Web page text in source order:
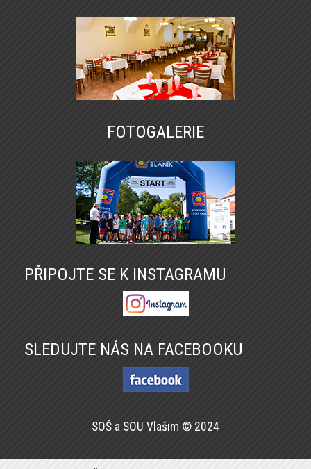
FOTOGALERIE
PŘIPOJTE SE K INSTAGRAMU
SLEDUJTE NÁS NA FACEBOOKU
SOŠ a SOU Vlašim © 2024